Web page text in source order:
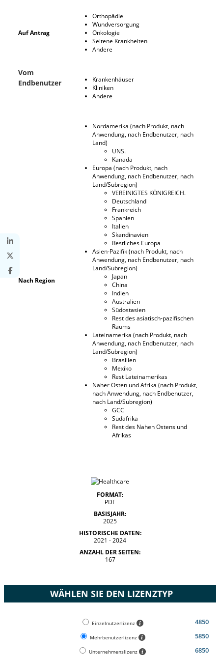
Auf Antrag
Orthopädie
Wundversorgung
Onkologie
Seltene Krankheiten
Andere
Vom
Endbenutzer
Krankenhäuser
Kliniken
Andere
Nach Region
Nordamerika (nach Produkt, nach
Anwendung, nach Endbenutzer, nach
Land)
UNS.
Kanada
Europa (nach Produkt, nach
Anwendung, nach Endbenutzer, nach
Land/Subregion)
VEREINIGTES KÖNIGREICH.
Deutschland
Frankreich
Spanien
Italien
Skandinavien
Restliches Europa
Asien-Pazifik (nach Produkt, nach
Anwendung, nach Endbenutzer, nach
Land/Subregion)
Japan
China
Indien
Australien
Südostasien
Rest des asiatisch-pazifischen
Raums
Lateinamerika (nach Produkt, nach
Anwendung, nach Endbenutzer, nach
Land/Subregion)
Brasilien
Mexiko
Rest Lateinamerikas
Naher Osten und Afrika (nach Produkt,
nach Anwendung, nach Endbenutzer,
nach Land/Subregion)
GCC
Südafrika
Rest des Nahen Ostens und
Afrikas
FORMAT:
PDF
BASISJAHR:
2025
HISTORISCHE DATEN:
2021 - 2024
ANZAHL DER SEITEN:
167
WÄHLEN SIE DEN LIZENZTYP
Einzelnutzerlizenz 4850
Mehrbenutzerlizenz 5850
Unternehmenslizenz 6850